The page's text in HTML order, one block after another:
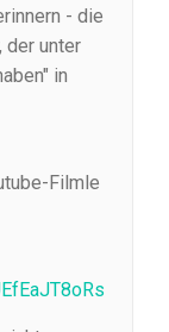
- die
der unter
in
Filmle